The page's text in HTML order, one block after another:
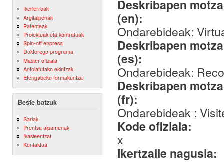
Ikerlerroak
Argitalpenak
Patenteak
Proiektuak eta kontratuak
Spin-off enpresa
Doktorego programa
Master ofiziala
Antolatutako ekintzak
Etengabeko formakuntza
Beste batzuk
Sariak
Prentsa aipamenak
Ikasleentzat
Kontaktua
Deskribapen
(en):
Ondarebideak:
Deskribapen
(es):
Ondarebideak:
Deskribapen
(fr):
Ondarebideak :
Kode ofiziala:
x
Ikertzaile nagusia: